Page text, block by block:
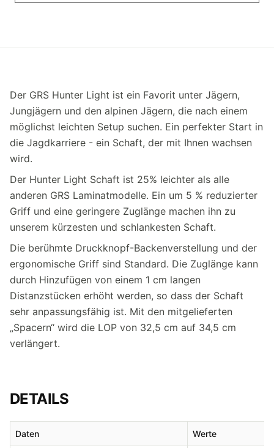
Der GRS Hunter Light ist ein Favorit unter Jägern,
Jungjägern und den alpinen Jägern, die nach einem
möglichst leichten Setup suchen. Ein perfekter Start in
die Jagdkarriere - ein Schaft, der mit Ihnen wachsen
wird.
Der Hunter Light Schaft ist 25% leichter als alle
anderen GRS Laminatmodelle. Ein um 5 % reduzierter
Griff und eine geringere Zuglänge machen ihn zu
unserem kürzesten und schlankesten Schaft.
Die berühmte Druckknopf-Backenverstellung und der
ergonomische Griff sind Standard. Die Zuglänge kann
durch Hinzufügen von einem 1 cm langen
Distanzstücken erhöht werden, so dass der Schaft
sehr anpassungsfähig ist. Mit den mitgelieferten
„Spacern“ wird die LOP von 32,5 cm auf 34,5 cm
verlängert.
DETAILS
Daten Werte